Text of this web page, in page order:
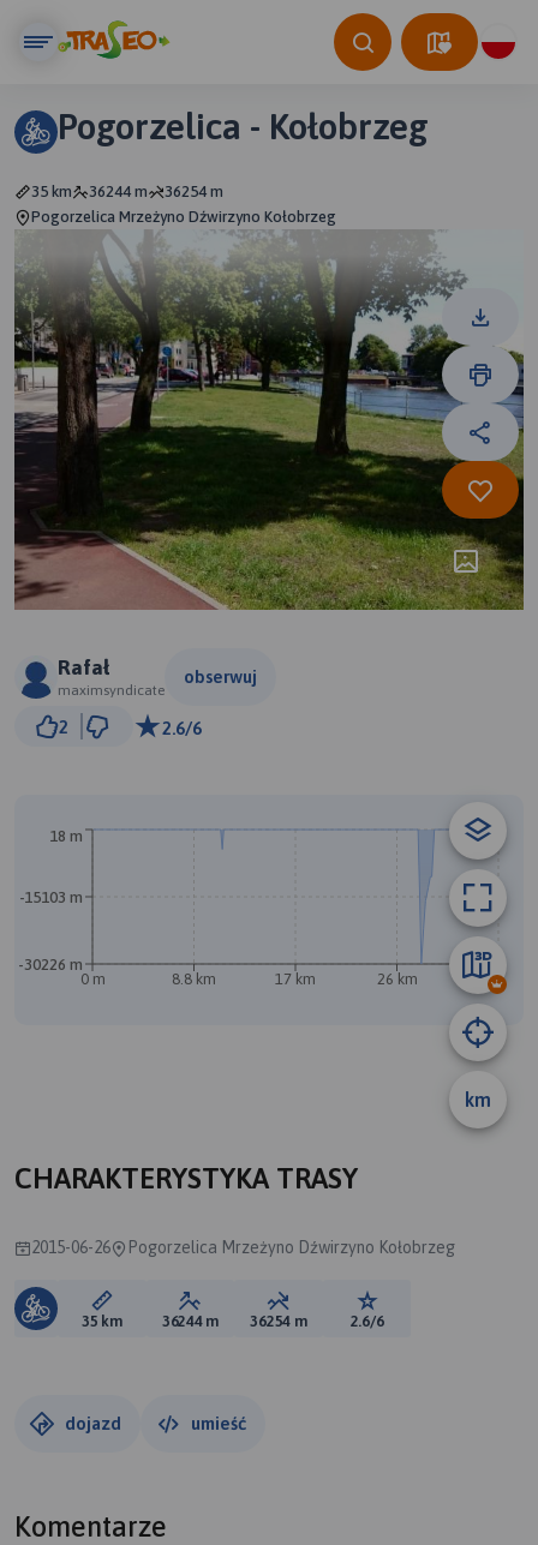
Pogorzelica - Kołobrzeg
35 km 36244 m
36254 m
Pogorzelica Mrzeżyno Dźwirzyno Kołobrzeg
Rafał
maximsyndicate
obserwuj
2 2.6/6
B
km
0 m 8.8 km 17 km 26 km 35 km
-30226 m
-15103 m
18 m
CHARAKTERYSTYKA TRASY
2015-06-26 Pogorzelica Mrzeżyno Dźwirzyno Kołobrzeg
Długość trasy:
35 km Suma przewyższeń:
36244 m Suma spadków:
36254 m Ocena trasy:
2.6/6
dojazd umieść
Komentarze